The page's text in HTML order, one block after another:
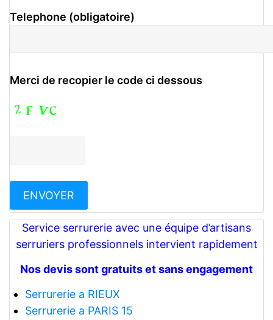
Telephone (obligatoire)
Merci de recopier le code ci dessous
Service serrurerie avec une équipe d’artisans
serruriers professionnels intervient rapidement
Nos devis sont gratuits et sans engagement
Serrurerie a RIEUX
Serrurerie a PARIS 15